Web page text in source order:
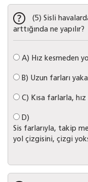
(5) Sisli
arttığında ne yapılır?
A) Hız kesmeden
B) Uzun farları
C) Kısa farlarla,
D)
Sis farlarıyla, takip
yol çizgisini, çizgi